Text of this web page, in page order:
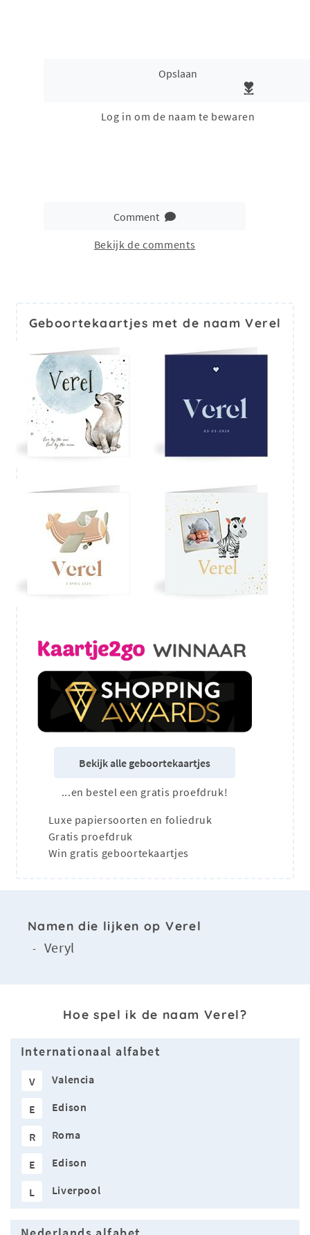
Opslaan
Log in om de naam te bewaren
Comment
Bekijk de comments
Geboortekaartjes met de naam Verel
Bekijk alle geboortekaartjes
...en bestel een gratis proefdruk!
Luxe papiersoorten en foliedruk
Gratis proefdruk
Win gratis geboortekaartjes
Namen die lijken op Verel
- Veryl
Hoe spel ik de naam Verel?
Internationaal alfabet
V Valencia
E Edison
R Roma
E Edison
L Liverpool